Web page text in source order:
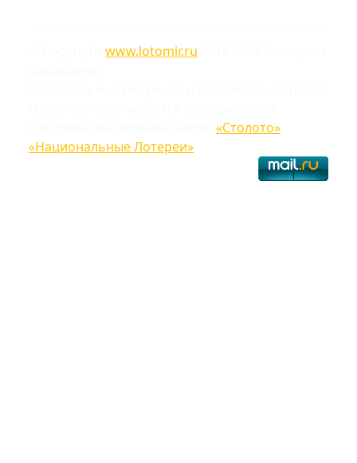
www.lotomir.ru
«Столото»
«Национальные Лотереи»